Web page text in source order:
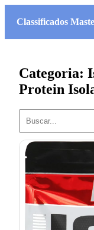
Classificados
Categoria:
Protein